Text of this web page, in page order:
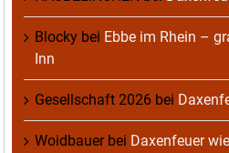
Blocky bei Ebbe im Rhein –
Inn
Gesellschaft 2026 bei
Woidbauerbei Daxenfeuer